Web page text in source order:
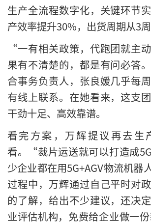
生产全流程数字化，关键环节
产效率提升30%，出货周期从3周
“一有相关政策，代跑团就主
果有不清楚的，都是有问必答
合事务负责人，张良媛几乎每
有线上联系。在她看来，这支团
干劲十足、高效靠谱。
看完方案，万辉提议再去生
看。“裁片运送就可以打造成
少企业都在用5G+AGV物流机
过程中，万辉通过自己平时对
的了解，给出不少建议，还决
业评估机构，免费给企业做一